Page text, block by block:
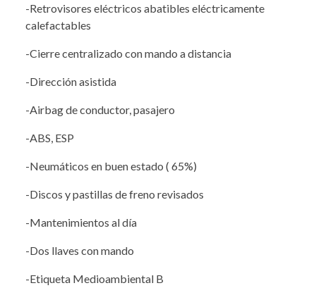
-Retrovisores eléctricos abatibles eléctricamente
calefactables
-Cierre centralizado con mando a distancia
-Dirección asistida
-Airbag de conductor, pasajero
-ABS, ESP
-Neumáticos en buen estado ( 65%)
-Discos y pastillas de freno revisados
-Mantenimientos al día
-Dos llaves con mando
-Etiqueta Medioambiental B